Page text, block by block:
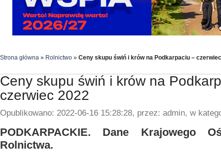
Strona główna » Rolnictwo » Ceny skupu świń i krów na Podkarpaciu –
Ceny skupu świń i krów na
czerwiec 2022
Opublikowano: 2022-06-16 15:28:28, przez: admin, w
PODKARPACKIE. Dane Krajowego
Rolnictwa.